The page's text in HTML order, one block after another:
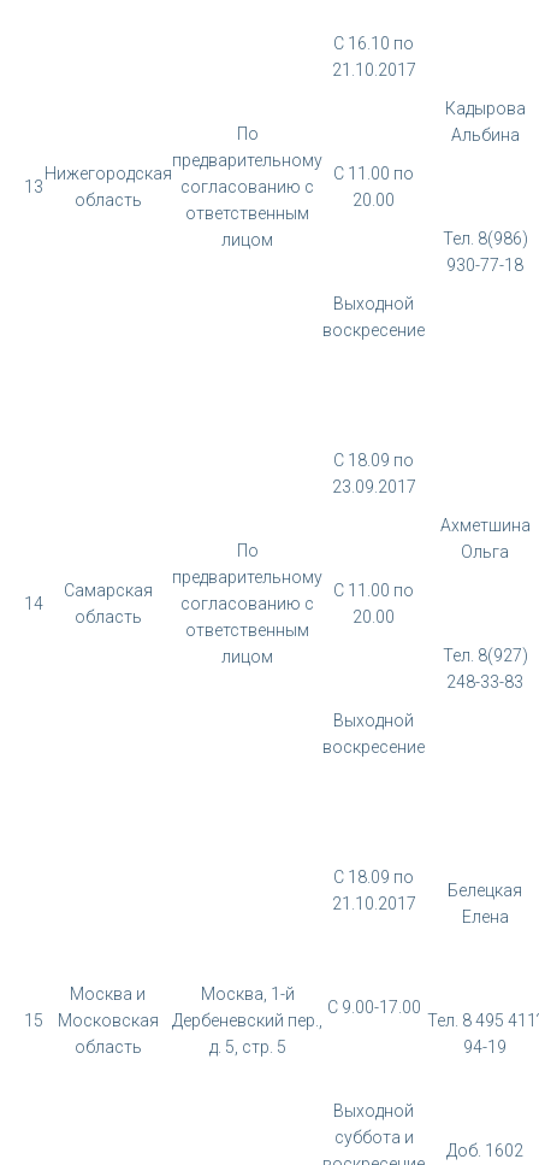
13
Нижегородская
область
По
предварительному
согласованию с
ответственным
лицом
С 16.10 по
21.10.2017
С 11.00 по
20.00
Выходной
воскресение
Кадырова
Альбина
Тел. 8(986)
930-77-18
14
Самарская
область
По
предварительному
согласованию с
ответственным
лицом
С 18.09 по
23.09.2017
С 11.00 по
20.00
Выходной
воскресение
Ахметшина
Ольга
Тел. 8(927)
248-33-83
15
Москва и
Московская
область
Москва, 1-й
Дербеневский пер.,
д. 5, стр. 5
С 18.09 по
21.10.2017
С 9.00-17.00
Выходной
суббота и
Белецкая
Елена
Тел. 8 495
94-19
Доб. 1602